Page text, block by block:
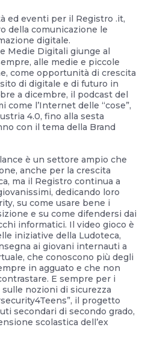
ed eventi per il Registro .it,
della comunicazione le
digitale.
Medie Digitali giunge al
alle medie e piccole
come opportunità di crescita
di digitale e di futuro in
a dicembre, il podcast del
come l’Internet delle “cose”,
4.0, fino alla sesta
con il tema della Brand
è un settore ampio che
anche per la crescita
ma il Registro continua a
dedicando loro
su come usare bene i
e su come difendersi dai
informatici. Il video gioco è
iniziative della Ludoteca,
ai giovani internauti a
che conoscono più degli
in agguato e che non
E sempre per i
nozioni di sicurezza
il progetto
secondari di secondo grado,
scolastica dell’ex